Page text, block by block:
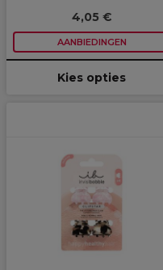
4,05 €
AANBIEDINGEN
Kies opties